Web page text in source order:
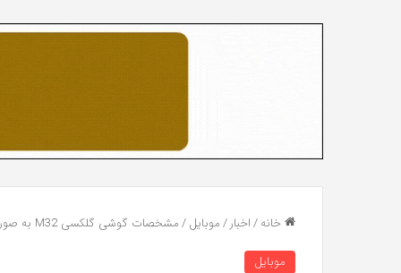
خانه/اخبار/موبایل/مشخصات گوشی گلکسی M32 به صورت رسمی منتشر شد
موبایل